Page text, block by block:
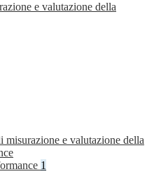
e valutazione della
misurazione e valutazione della
1